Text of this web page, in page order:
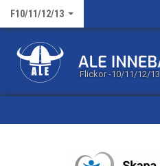
F10/11/12/13
Flickor -10/11/12/13